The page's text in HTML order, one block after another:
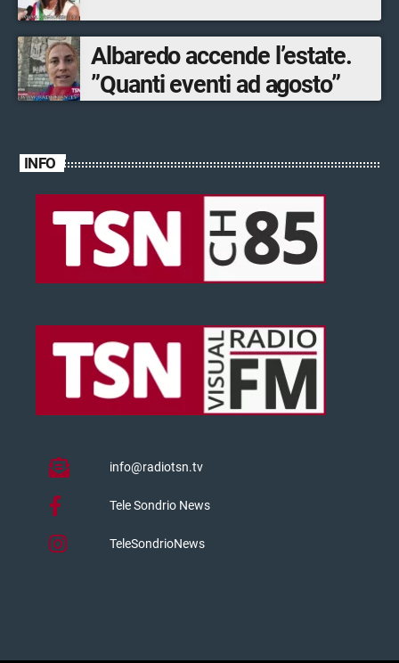
Albaredo accende l’estate.
”Quanti eventi ad agosto”
INFO
info@radiotsn.tv
Tele Sondrio News
TeleSondrioNews